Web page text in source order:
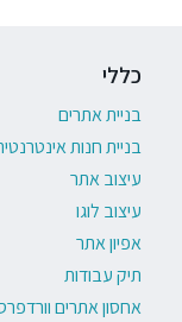
כללי
בניית אתרים
בניית חנות
עיצוב אתר
עיצוב לוגו
אפיון אתר
תיק עבודות
אחסון אתרים